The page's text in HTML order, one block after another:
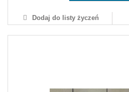
Dodaj do listy życzeń